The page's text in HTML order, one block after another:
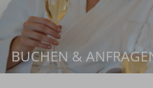
BUCHEN &